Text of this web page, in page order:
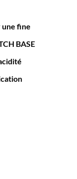
une fine
BASE